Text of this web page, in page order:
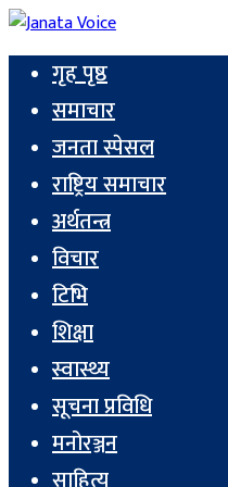
गृह पृष्ठ
समाचार
जनता स्पेसल
राष्ट्रिय समाचार
अर्थतन्त्र
विचार
टिभि
शिक्षा
स्वास्थ्य
सूचना प्रविधि
मनोरञ्जन